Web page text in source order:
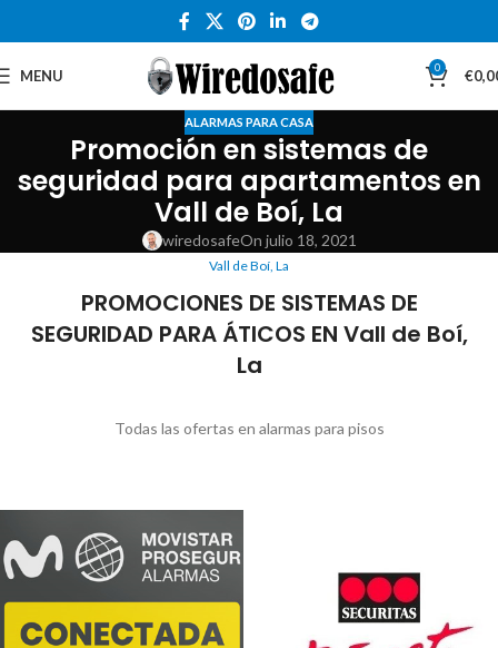
MENU 0 €
ALARMAS PARA CASA
Promoción en sistemas de
seguridad para apartamentos en
Vall de Boí, La
wiredosafeOn julio 18, 2021
Vall de Boí, La
PROMOCIONES DE SISTEMAS DE
SEGURIDAD PARA ÁTICOS EN Vall de Boí,
La
Todas las ofertas en alarmas para pisos